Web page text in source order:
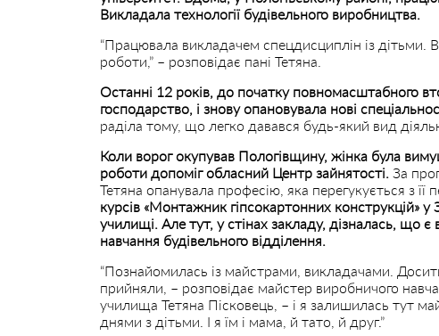
Викладала технології будівельного виробництва.
“Працювала викладачем спецдисциплін із дітьми.
роботи,” – розповідає пані Тетяна.
Останні 12 років, до початку повномасштабного
господарство, і знову опановувала нові
раділа тому, що легко давався будь-який вид
Коли ворог окупував Пологівщину, жінка була
роботи допоміг обласний Центр зайнятості. За
Тетяна опанувала професію, яка перегукується з її
курсів «Монтажник гіпсокартонних конструкцій»
училищі. Але тут, у стінах закладу, дізналась, що
навчання будівельного відділення.
“Познайомилась із майстрами, викладачами.
прийняли, – розповідає майстер виробничого
училища Тетяна Пісковець, – і я залишилась тут
днями з дітьми. І я їм і мама, й тато, й друг.”